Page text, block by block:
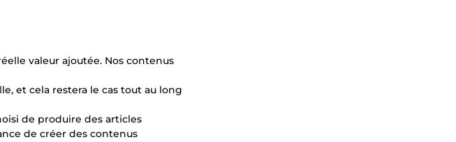
valeur ajoutée. Nos contenus
et cela restera le cas tout au long
de produire des articles
de créer des contenus